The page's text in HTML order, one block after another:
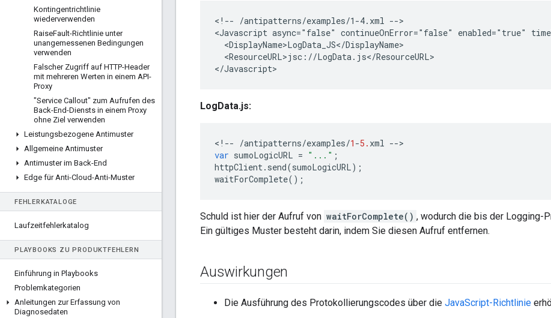
Kontingentrichtlinie
wiederverwenden
RaiseFault-Richtlinie unter
unangemessenen Bedingungen
verwenden
Falscher Zugriff auf HTTP-Header
mit mehreren Werten in einem API-
Proxy
"Service Callout" zum Aufrufen des
Back-End-Diensts in einem Proxy
ohne Ziel verwenden
Leistungsbezogene Antimuster
Allgemeine Antimuster
Antimuster im Back-End
Edge für Anti-Cloud-Anti-Muster
FEHLERKATALOGE
Laufzeitfehlerkatalog
PLAYBOOKS ZU PRODUKTFEHLERN
Einführung in Playbooks
Problemkategorien
Anleitungen zur Erfassung von
Diagnosedaten
< !-- /antipatterns/examples/1-4.xml -->
<Javascript async="false" continueOnError="false" enabled="true"
  <DisplayName>LogData_JS</DisplayName>
  <ResourceURL>jsc://LogData.js</ResourceURL>
</Javascript>
LogData.js:
< !-- /antipatterns/examples/1 -5. xml --
var sumoLogicURL = "..." ;
httpClient. send(sumoLogicURL);
waitForComplete();
Schuld ist hier der Aufruf von waitForComplete() , wodurch die bis der Logging-
Ein gültiges Muster besteht darin, indem Sie diesen Aufruf entfernen.
Auswirkungen
Die Ausführung des Protokollierungscodes über die JavaScript-Richtlinie